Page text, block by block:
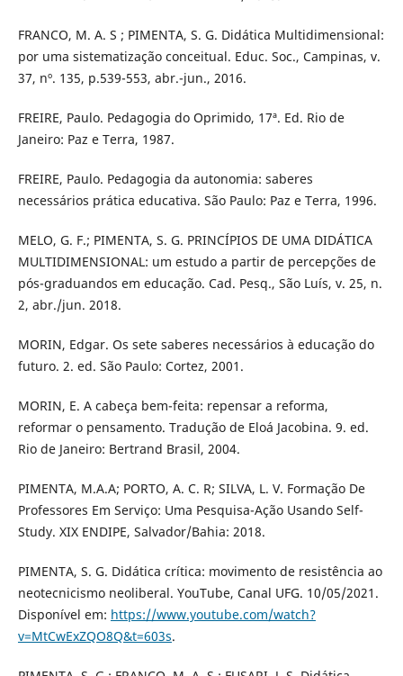
FRANCO, M. A. S ; PIMENTA, S. G. Didática Multidimensional:
por uma sistematização conceitual. Educ. Soc., Campinas, v.
37, nº. 135, p.539-553, abr.-jun., 2016.
FREIRE, Paulo. Pedagogia do Oprimido, 17ª. Ed. Rio de
Janeiro: Paz e Terra, 1987.
FREIRE, Paulo. Pedagogia da autonomia: saberes
necessários prática educativa. São Paulo: Paz e Terra, 1996.
MELO, G. F.; PIMENTA, S. G. PRINCÍPIOS DE UMA DIDÁTICA
MULTIDIMENSIONAL: um estudo a partir de percepções de
pós-graduandos em educação. Cad. Pesq., São Luís, v. 25, n.
2, abr./jun. 2018.
MORIN, Edgar. Os sete saberes necessários à educação do
futuro. 2. ed. São Paulo: Cortez, 2001.
MORIN, E. A cabeça bem-feita: repensar a reforma,
reformar o pensamento. Tradução de Eloá Jacobina. 9. ed.
Rio de Janeiro: Bertrand Brasil, 2004.
PIMENTA, M.A.A; PORTO, A. C. R; SILVA, L. V. Formação De
Professores Em Serviço: Uma Pesquisa-Ação Usando Self-
Study. XIX ENDIPE, Salvador/Bahia: 2018.
PIMENTA, S. G. Didática crítica: movimento de resistência ao
neotecnicismo neoliberal. YouTube, Canal UFG. 10/05/2021.
Disponível em: https://www.youtube.com/watch?
v=MtCwExZQO8Q&t=603s.